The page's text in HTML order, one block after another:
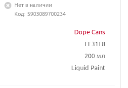
Dope Cans
FF31F8
200 мл
Liquid Paint
Нет в наличии
Код: 5903089700234